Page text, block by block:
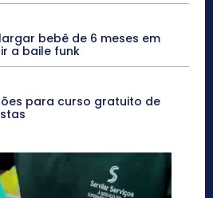
bebê de 6 meses em
a baile funk
para curso gratuito de